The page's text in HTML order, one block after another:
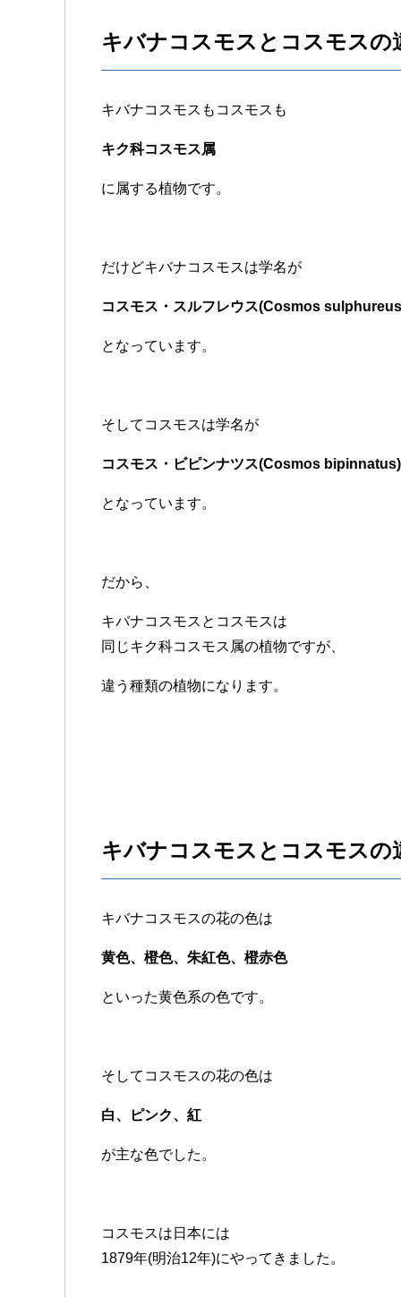
キバナコスモスとコスモスの
キバナコスモスもコスモスも
キク科コスモス属
に属する植物です。
だけどキバナコスモスは学名が
コスモス・スルフレウス(Cosmos
となっています。
そしてコスモスは学名が
コスモス・ビピンナツス(Cosmos bipinnatus)
となっています。
だから、
キバナコスモスとコスモスは
同じキク科コスモス属の植物ですが、
違う種類の植物になります。
キバナコスモスとコスモスの
キバナコスモスの花の色は
黄色、橙色、朱紅色、橙赤色
といった黄色系の色です。
そしてコスモスの花の色は
白、ピンク、紅
が主な色でした。
コスモスは日本には
1879年(明治12年)にやってきました。